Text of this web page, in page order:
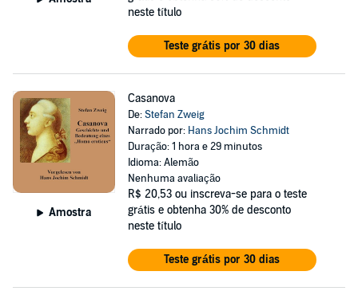
neste título
Teste grátis por 30 dias
Amostra
Casanova
De:Stefan Zweig
Narrado por: Hans Jochim Schmidt
Duração: 1 hora e 29 minutos
Idioma: Alemão
Nenhuma avaliação
R$ 20,53 ou inscreva-se para o teste
grátis e obtenha 30% de desconto
neste título
Teste grátis por 30 dias